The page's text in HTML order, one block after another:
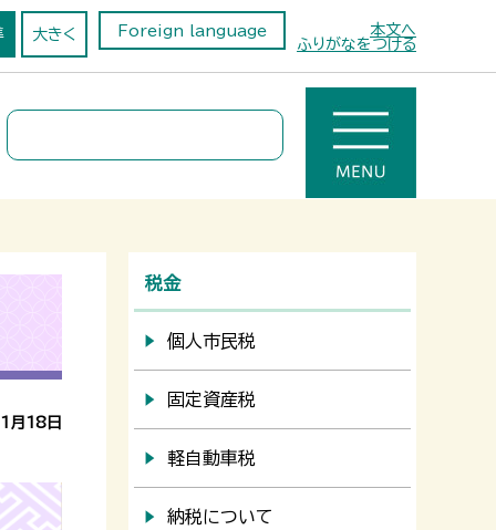
本文へ
大きく
Foreign language
ふりがなをつける
月18日
税金
個人市民税
固定資産税
軽自動車税
納税について